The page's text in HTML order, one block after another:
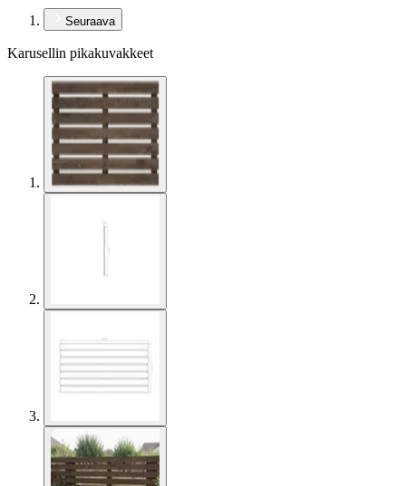
Seuraava
Karusellin pikakuvakkeet